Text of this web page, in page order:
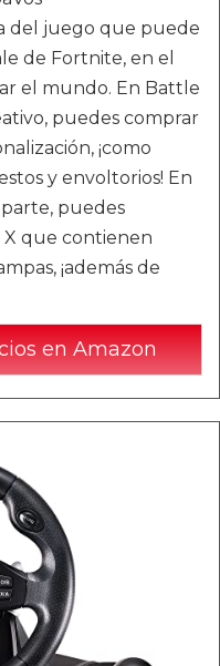
del juego que puede
de Fortnite, en el
el mundo. En Battle
puedes comprar
¡como
y envoltorios! En
puedes
X que contienen
¡además de
en Amazon